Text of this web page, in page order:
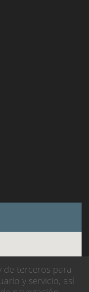
de terceros para
y servicio, así